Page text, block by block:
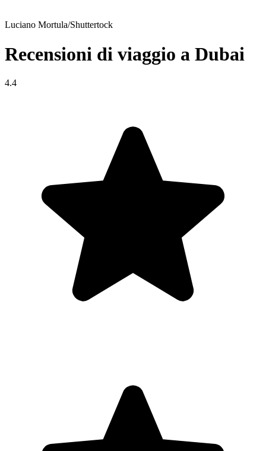
Luciano Mortula/Shuttertock
Recensioni di viaggio a Dubai
4.4